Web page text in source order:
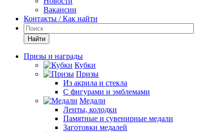
Вакансии
Контакты / Как найти
Найти
Призы и награды
Кубки
Призы
Из акрила и стекла
С фигурами и эмблемами
Медали
Ленты, колодки
Памятные и сувенирные медали
Заготовки медалей